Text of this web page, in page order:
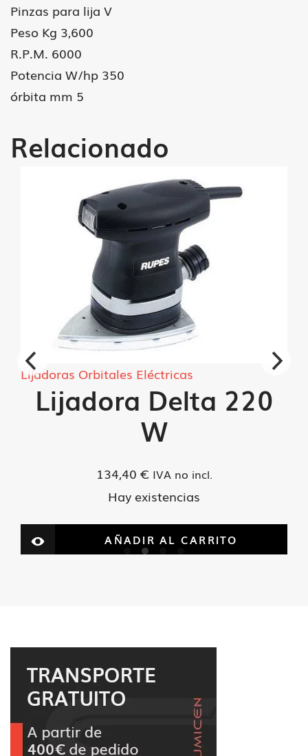
Pinzas para lija V
Peso Kg 3,600
R.P.M. 6000
Potencia W/hp 350
órbita mm 5
Relacionado
Lijadoras Orbitales Eléctricas
Lijadora Delta 220
W
134,40 € IVA no incl.
Hay existencias
AÑADIR AL CARRITO